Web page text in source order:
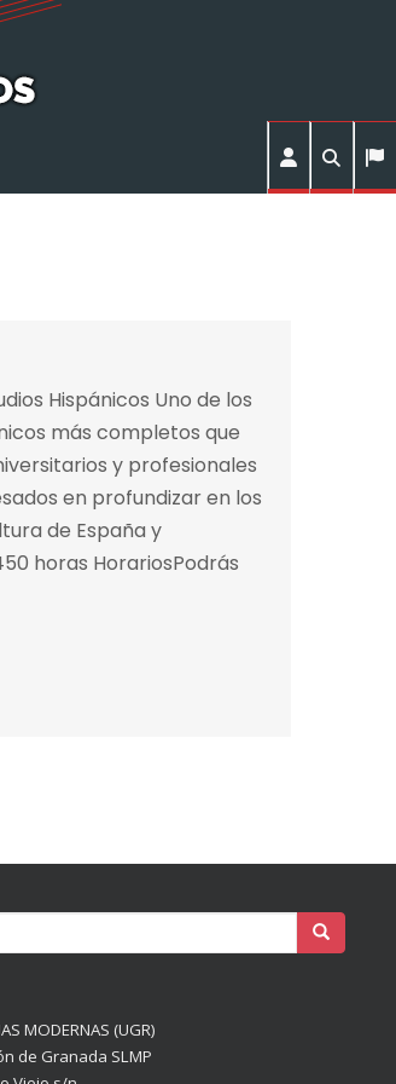
Hispánicos Uno de los
más completos que
y profesionales
en profundizar en los
de España y
horas HorariosPodrás
MODERNAS (UGR)
de Granada SLMP